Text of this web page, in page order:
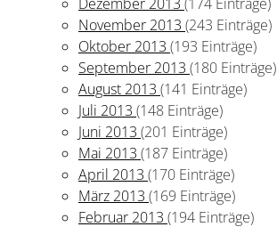
November 2013 (243 Einträge)
Oktober 2013 (193 Einträge)
September 2013 (180 Einträge)
August 2013 (141 Einträge)
Juli 2013 (148 Einträge)
Juni 2013 (201 Einträge)
Mai 2013 (187 Einträge)
April 2013 (170 Einträge)
März 2013 (169 Einträge)
Februar 2013 (194 Einträge)